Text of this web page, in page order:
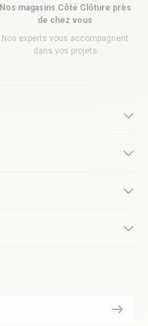
Nos magasins Côté Clôture près
de chez vous
Nos experts vous accompagnent
dans vos projets